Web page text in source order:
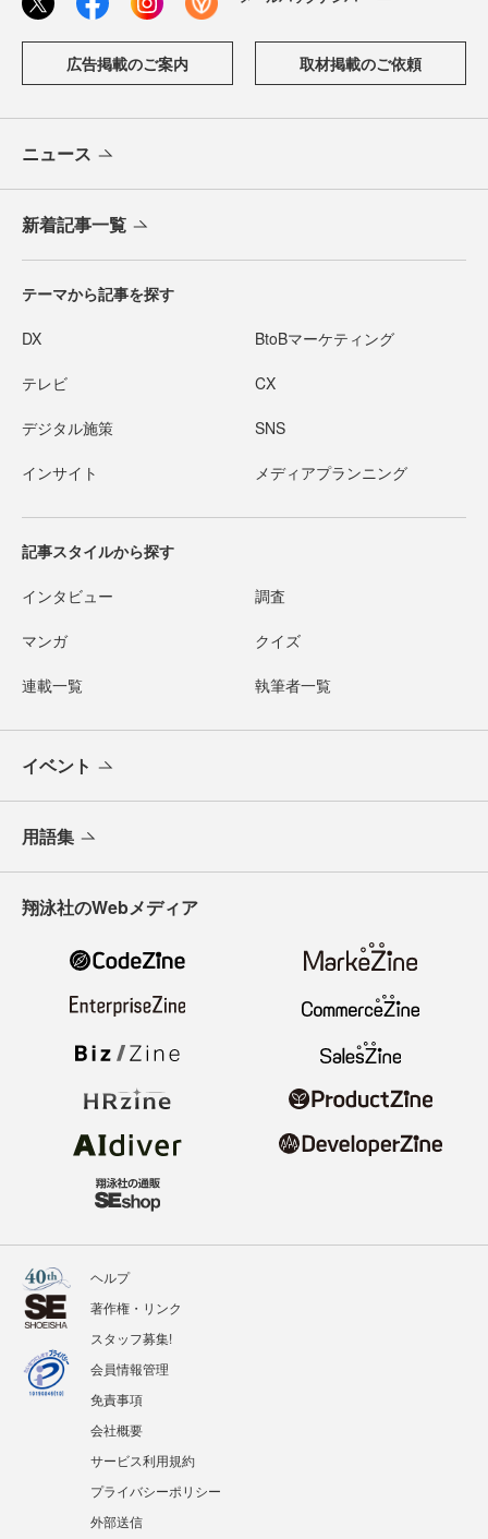
広告掲載のご案内 取材掲載のご依頼
ニュース
新着記事一覧
テーマから記事を探す
DX BtoBマーケティング
テレビ CX
デジタル施策 SNS
インサイト メディアプランニング
記事スタイルから探す
インタビュー 調査
マンガ クイズ
連載一覧 執筆者一覧
イベント
用語集
翔泳社のWebメディア
ヘルプ
著作権・リンク
スタッフ募集!
会員情報管理
免責事項
会社概要
サービス利用規約
プライバシーポリシー
外部送信